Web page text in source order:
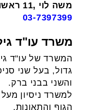
משה לוי ,11 ראשון לציון
03-7397399
משרד עו"ד
המשרד של עו"ד
גדול, בעל שני
והשני בבני ברק.
למשרד ניסיון
הגוף והתאונות.